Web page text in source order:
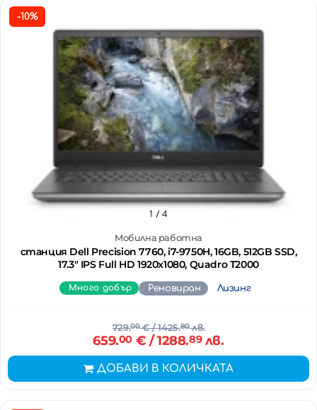
-10%
Мобилна работна
станция Dell Precision 7760, i7-9750H, 16GB, 512GB SSD,
17.3" IPS Full HD 1920x1080, Quadro T2000
1 / 4
Много добър Реновиран Лизинг
729.00€/ 1425.80лв.
659.00€ / 1288.89лв.
ДОБАВИ В КОЛИЧКАТА